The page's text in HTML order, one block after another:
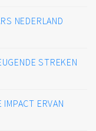
NEDERLAND
STREKEN
ERVAN